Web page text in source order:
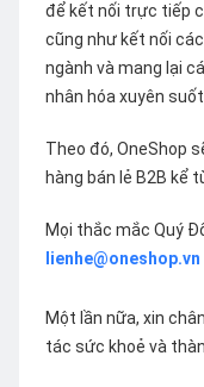
để kết nối trực tiếp
cũng như kết nối
ngành và mang lại
nhân hóa xuyên
Theo đó, OneShop
hàng bán lẻ B2B kể
Mọi thắc mắc Quý
lienhe@oneshop.vn
Một lần nữa, xin
tác sức khoẻ và